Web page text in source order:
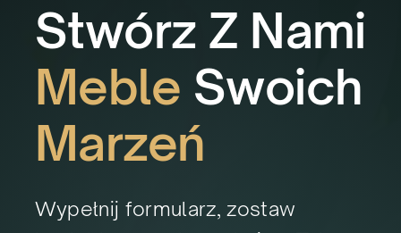
Stwórz Z Nami
Meble Swoich
Marzeń
Wypełnij formularz, zostaw